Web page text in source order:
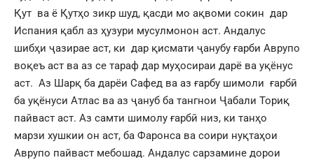
Қут ва ё Қутҳо зикр шуд, қасди мо ақвоми сокин дар
Испания қабл аз ҳузури мусулмонон аст. Андалус
шибҳи ҷазирае аст, ки дар қисмати ҷанубу ғарби Аврупо
воқеъ аст ва аз се тараф дар муҳосираи дарё ва уқёнус
аст. Аз Шарқ ба дарёи Сафед ва аз ғарбу шимоли ғарбӣ
ба уқёнуси Атлас ва аз ҷануб ба тангнои Ҷабали Ториқ
пайваст аст. Аз самти шимолу ғарбӣ низ, ки танҳо
марзи хушкии он аст, ба Фаронса ва соири нуқтаҳои
Аврупо пайваст мебошад. Андалус сарзамине дорои